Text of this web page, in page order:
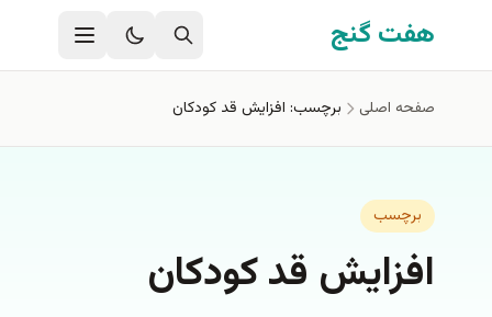
رفتن به محتوای اصلی
هفت گنج
صفحه اصلی برچسب: افزایش قد کودکان
برچسب
افزایش قد کودکان